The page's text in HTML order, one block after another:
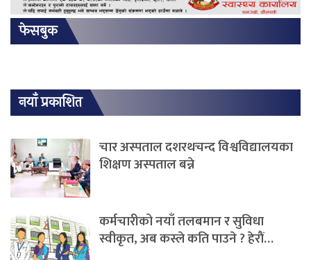
फेसबुक
नयाँ प्रकाशित
चार अस्पताल दशरथचन्द विश्वविद्यालयका
शिक्षण अस्पताल बन्ने
कर्मचारीको नयाँ तलबमान र सुविधा
स्वीकृत, अब कस्ले कति पाउने ? हेराैं…